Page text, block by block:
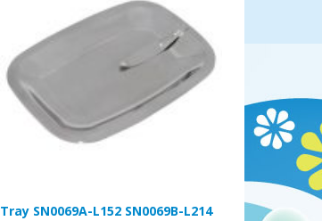
Tray SN0069A-L152 SN0069B-L214